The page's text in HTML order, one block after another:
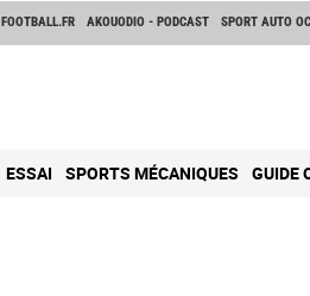
FOOTBALL.FR AKOUODIO - PODCAST SPORT AUTO
ESSAI SPORTS MÉCANIQUES GUIDE